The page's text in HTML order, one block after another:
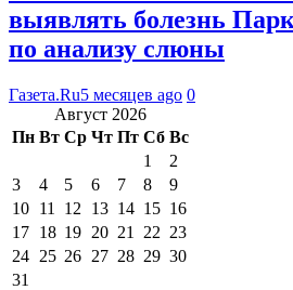
выявлять болезнь
по анализу слюны
Газета.Ru5 месяцев ago 0
Август 2026
Пн Вт Ср Чт Пт Сб Вс
1
2
3
4 5 6 7 8
9
10 11 12 13 14 15 16
17 18 19 20 21 22 23
24 25 26 27 28 29 30
31